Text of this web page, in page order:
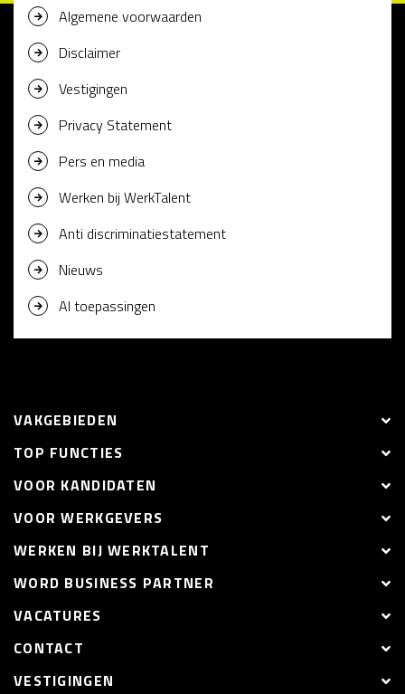
Algemene voorwaarden
Disclaimer
Vestigingen
Privacy Statement
Pers en media
Werken bij WerkTalent
Anti discriminatiestatement
Nieuws
AI toepassingen
VAKGEBIEDEN
TOP FUNCTIES
VOOR KANDIDATEN
VOOR WERKGEVERS
WERKEN BIJ WERKTALENT
WORD BUSINESS PARTNER
VACATURES
CONTACT
VESTIGINGEN